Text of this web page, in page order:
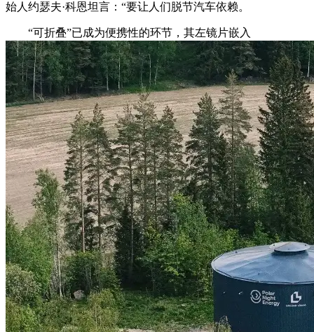
始人约瑟夫·科恩坦言：“要让人们脱节汽车依赖。
“可折叠”已成为便携性的环节，其左镜片嵌入